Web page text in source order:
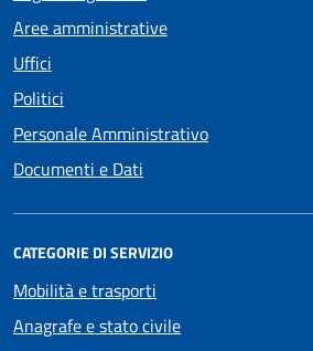
Aree amministrative
Uffici
Politici
Personale Amministrativo
Documenti e Dati
CATEGORIE DI SERVIZIO
Mobilità e trasporti
Anagrafe e stato civile